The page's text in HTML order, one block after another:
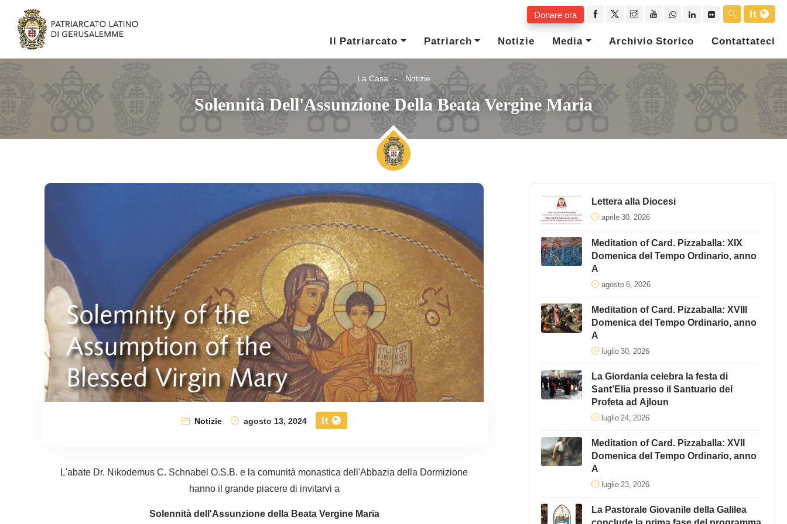
Donare ora
It
Il Patriarcato
Patriarch Notizie Media Archivio Storico Contattateci
La Casa Notizie
Solennità Dell'Assunzione Della Beata Vergine Maria
Notizie agosto 13, 2024 It
L'abate Dr. Nikodemus C. Schnabel O.S.B. e la comunità monastica dell'Abbazia della Dormizione
hanno il grande piacere di invitarvi a
Solennità dell'Assunzione della Beata Vergine Maria
Lettera alla Diocesi
aprile 30, 2026
Meditation of Card. Pizzaballa: XIX
Domenica del Tempo Ordinario, anno
A
agosto 6, 2026
Meditation of Card. Pizzaballa: XVIII
Domenica del Tempo Ordinario, anno
A
luglio 30, 2026
La Giordania celebra la festa di
Sant’Elia presso il Santuario del
Profeta ad Ajloun
luglio 24, 2026
Meditation of Card. Pizzaballa: XVII
Domenica del Tempo Ordinario, anno
A
luglio 23, 2026
La Pastorale Giovanile della Galilea